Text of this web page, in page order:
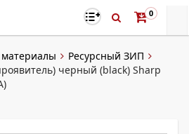
0
Ресурсный ЗИП
черный (black) Sharp